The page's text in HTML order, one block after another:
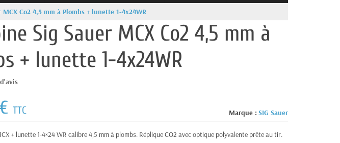
MCX Co2 4,5 mm à Plombs + lunette 1-4x24WR
Sig Sauer MCX Co2 4,5 mm à
+ lunette 1-4x24WR
Marque : SIG Sauer
€TTC
+ lunette 1-4×24 WR calibre 4,5 mm à plombs. Réplique CO2 avec optique polyvalente prête au tir.